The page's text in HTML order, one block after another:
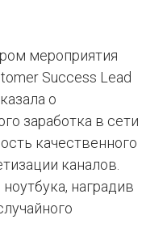
мероприятия
Success Lead
о
заработка в сети
качественного
каналов.
наградив